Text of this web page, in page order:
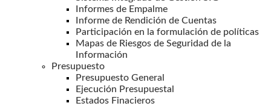
Informes de Empalme
Informe de Rendición de Cuentas
Participación en la formulación de políticas
Mapas de Riesgos de Seguridad de la
Información
Presupuesto
Presupuesto General
Ejecución Presupuestal
Estados Finacieros